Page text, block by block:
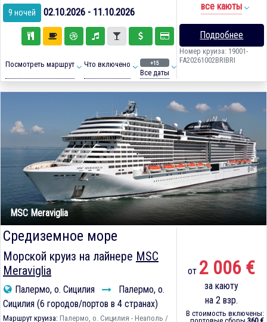
9 ночей 02.10.2026 - 11.10.2026
Посмотреть маршрут Что включено +15
Все даты
все каюты
Подробнее
Номер круиза: 19001-
FA20261002BRIBRI
MSC Meraviglia
Средиземное море
Морской круиз на лайнере MSC
Meraviglia
Палермо, о. Сицилия
Палермо, о.
Сицилия (6 городов/портов в 4 странах)
Маршрут круиза: Палермо, о. Сицилия - Неаполь /
от 2 006 €
за каюту
на 2 взр.
В стоимость включены: